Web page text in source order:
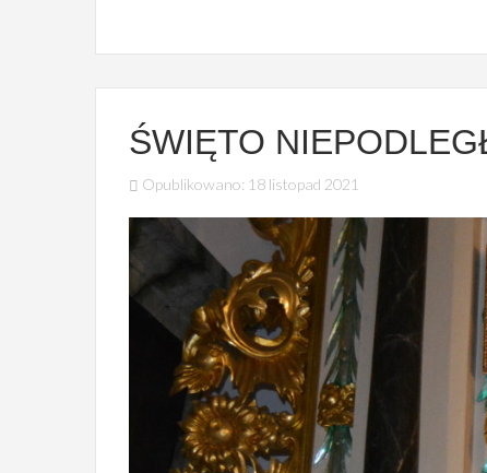
PIASECZNA
Kościół filialny Apostołów Piotra i Pawła
ŚWIĘTO
Opublikowano: 18 listopad 2021